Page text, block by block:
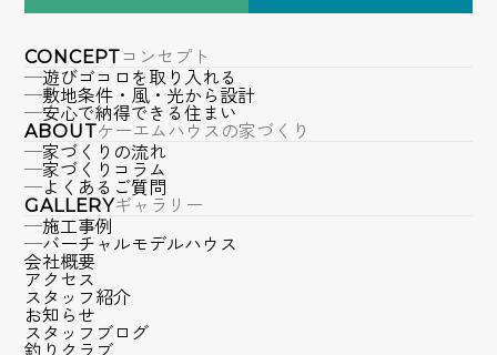
CONCEPTコンセプト
遊びゴコロを取り入れる
敷地条件・風・光から設計
安心で納得できる住まい
ABOUTケーエムハウスの家づくり
家づくりの流れ
家づくりコラム
よくあるご質問
GALLERYギャラリー
施工事例
バーチャルモデルハウス
会社概要
アクセス
スタッフ紹介
お知らせ
スタッフブログ